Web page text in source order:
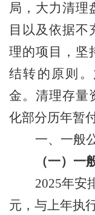
局， 大力清理
目以及依据不
理的项目， 坚
结转的原则。
金。清理存量
化部分历年暂
一、一般
（一）一
2025年安
元 ，与上年执